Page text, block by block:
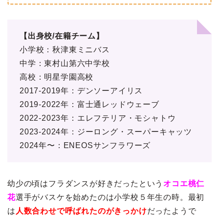
【出身校/在籍チーム】
小学校：秋津東ミニバス
中学：東村山第六中学校
高校：明星学園高校
2017-2019年：デンソーアイリス
2019-2022年：富士通レッドウェーブ
2022-2023年：エレフテリア・モシャトウ
2023-2024年：ジーロング・スーパーキャッツ
2024年〜：ENEOSサンフラワーズ
幼少の頃はフラダンスが好きだったという オコエ桃仁
花選手がバスケを始めたのは小学校５年生の時。最初
は 人数合わせで呼ばれたのがきっかけだったようで